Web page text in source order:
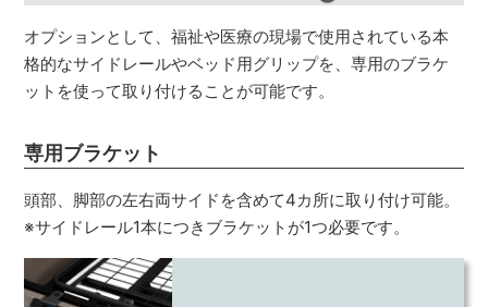
オプションとして、福祉や医療の現場で使用されている本
格的なサイドレールやベッド用グリップを、専用のブラケ
ットを使って取り付けることが可能です。
専用ブラケット
頭部、脚部の左右両サイドを含めて4カ所に取り付け可能。
※サイドレール1本につきブラケットが1つ必要です。